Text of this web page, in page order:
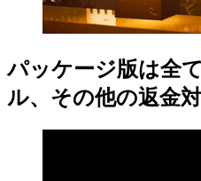
パッケージ版は全
ル、その他の返金